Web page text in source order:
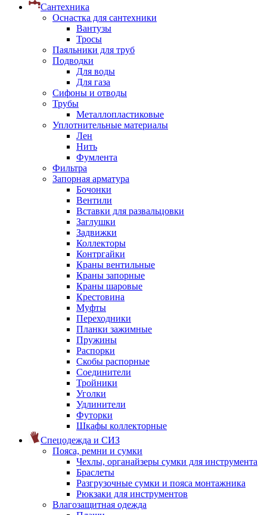
Сантехника
Оснастка для сантехники
Вантузы
Тросы
Паяльники для труб
Подводки
Для воды
Для газа
Сифоны и отводы
Трубы
Металлопластиковые
Уплотнительные материалы
Лен
Нить
Фумлента
Фильтра
Запорная арматура
Бочонки
Вентили
Вставки для развальцовки
Заглушки
Задвижки
Коллекторы
Контргайки
Краны вентильные
Краны запорные
Краны шаровые
Крестовина
Муфты
Переходники
Планки зажимные
Пружины
Распорки
Скобы распорные
Соединители
Тройники
Уголки
Удлинители
Футорки
Шкафы коллекторные
Спецодежда и СИЗ
Пояса, ремни и сумки
Чехлы, органайзеры сумки для инструмента
Браслеты
Разгрузочные сумки и пояса монтажника
Рюкзаки для инструментов
Влагозащитная одежда